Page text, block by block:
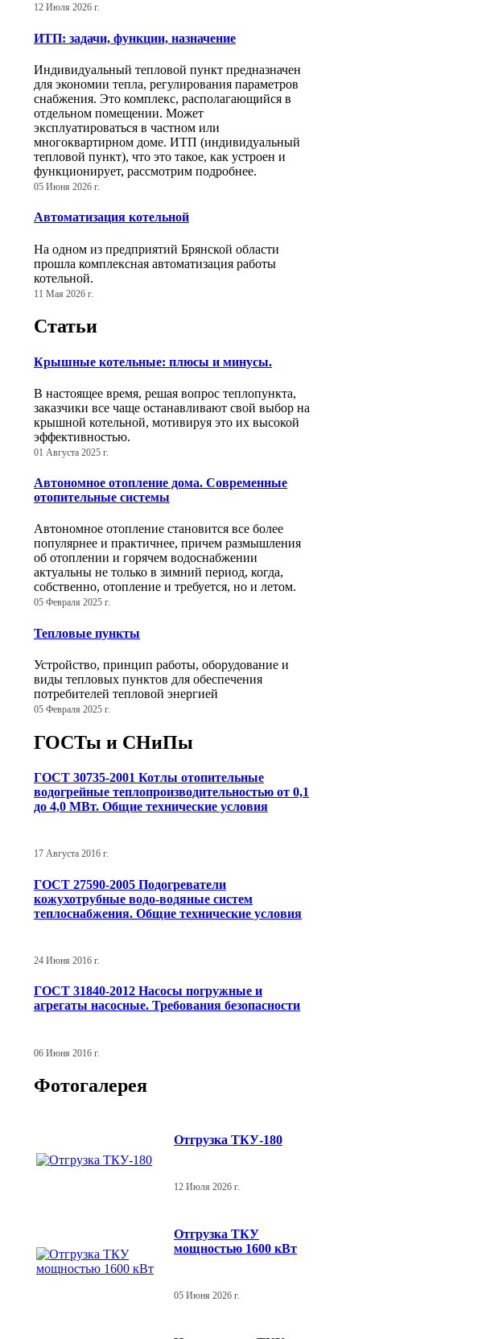
12 Июля 2026 г.
ИТП: задачи, функции, назначение
Индивидуальный тепловой пункт предназначен
для экономии тепла, регулирования параметров
снабжения. Это комплекс, располагающийся в
отдельном помещении. Может
эксплуатироваться в частном или
многоквартирном доме. ИТП (индивидуальный
тепловой пункт), что это такое, как устроен и
функционирует, рассмотрим подробнее.
05 Июня 2026 г.
Автоматизация котельной
На одном из предприятий Брянской области
прошла комплексная автоматизация работы
котельной.
11 Мая 2026 г.
Статьи
Крышные котельные: плюсы и минусы.
В настоящее время, решая вопрос теплопункта,
заказчики все чаще останавливают свой выбор на
крышной котельной, мотивируя это их высокой
эффективностью.
01 Августа 2025 г.
Автономное отопление дома. Современные
отопительные системы
Автономное отопление становится все более
популярнее и практичнее, причем размышления
об отоплении и горячем водоснабжении
актуальны не только в зимний период, когда,
собственно, отопление и требуется, но и летом.
05 Февраля 2025 г.
Тепловые пункты
Устройство, принцип работы, оборудование и
виды тепловых пунктов для обеспечения
потребителей тепловой энергией
05 Февраля 2025 г.
ГОСТы и СНиПы
ГОСТ 30735-2001 Котлы отопительные
водогрейные теплопроизводительностью от 0,1
до 4,0 МВт. Общие технические условия
17 Августа 2016 г.
ГОСТ 27590-2005 Подогреватели
кожухотрубные водо-водяные систем
теплоснабжения. Общие технические условия
24 Июня 2016 г.
ГОСТ 31840-2012 Насосы погружные и
агрегаты насосные. Требования безопасности
06 Июня 2016 г.
Фотогалерея
Отгрузка ТКУ-180
12 Июля 2026 г.
Отгрузка ТКУ
мощностью 1600 кВт
05 Июня 2026 г.